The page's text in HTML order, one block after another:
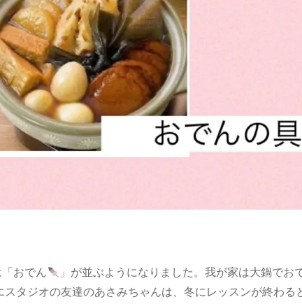
おでん
」が並ぶようになりました。我が家は大鍋で
タジオの友達のあさみちゃんは、冬にレッスンが終わ